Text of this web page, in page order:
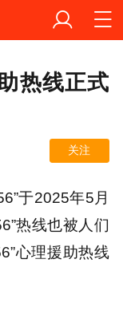
热线正式
关注
于2025年5月
热线也被人们
心理援助热线